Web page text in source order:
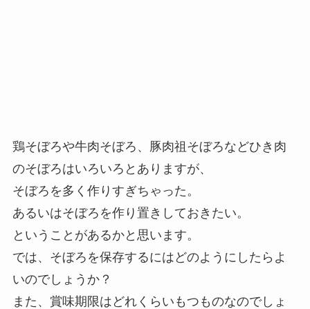
鶏そぼろや牛肉そぼろ、豚肉祖そぼろなどひき肉
のそぼろはいろいろとありますが、
そぼろを多く作りすぎちゃった。
あるいはそぼろを作り置きしておきたい。
ということがあるかと思います。
では、そぼろを保存するにはどのようにしたらよ
いのでしょうか？
また、賞味期限はどれくらいもつものなのでしょ